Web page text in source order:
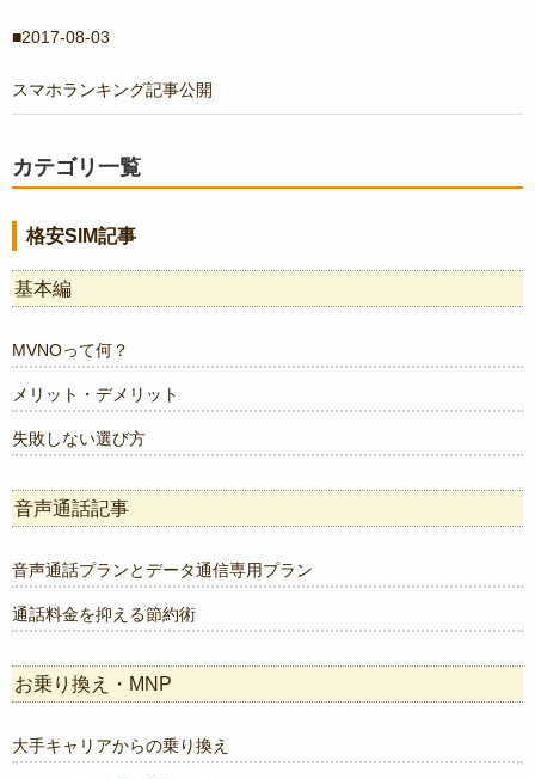
2017-08-03
スマホランキング記事公開
カテゴリ一覧
格安SIM記事
基本編
MVNOって何？
メリット・デメリット
失敗しない選び方
音声通話記事
音声通話プランとデータ通信専用プラン
通話料金を抑える節約術
お乗り換え・MNP
大手キャリアからの乗り換え